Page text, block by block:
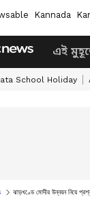
Kannada
এই
School Holiday
ঝাড়খণ্ডে মোদীর উন্নয়ন নিয়ে